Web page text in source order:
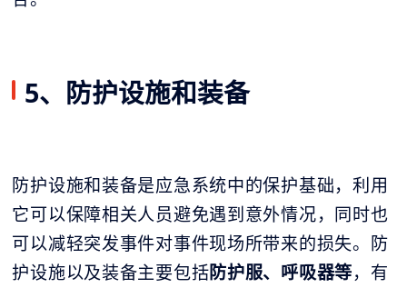
5、防护设施和装备
防护设施和装备是应急系统中的保护基础，利用
它可以保障相关人员避免遇到意外情况，同时也
可以减轻突发事件对事件现场所带来的损失。防
护设施以及装备主要包括防护服、呼吸器等，有